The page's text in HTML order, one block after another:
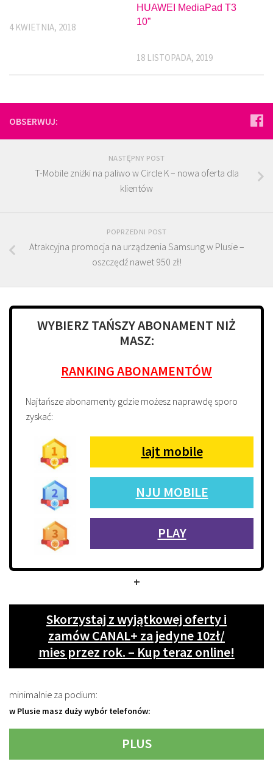
4 KWIETNIA, 2018
HUAWEI MediaPad T3
10”
18 LISTOPADA, 2019
OBSERWUJ:
NASTĘPNY POST
T-Mobile zniżki na paliwo w Circle K – nowa oferta dla
klientów
POPRZEDNI POST
Atrakcyjna promocja na urządzenia Samsung w Plusie –
oszczędź nawet 950 zł!
WYBIERZ TAŃSZY ABONAMENT NIŻ
MASZ:
RANKING ABONAMENTÓW
Najtańsze abonamenty gdzie możesz naprawdę sporo
zyskać:
lajt mobile
NJU MOBILE
PLAY
+
Skorzystaj z wyjątkowej oferty i
zamów CANAL+ za jedyne 10zł/
mies przez rok. – Kup teraz online!
minimalnie za podium:
w Plusie masz duży wybór telefonów:
PLUS